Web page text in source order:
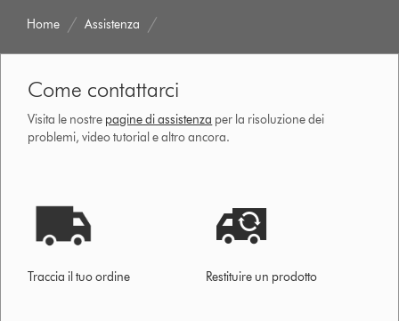
Home Assistenza
Come contattarci
Visita le nostre pagine di assistenza per la risoluzione dei
problemi, video tutorial e altro ancora.
Traccia il tuo ordine Restituire un prodotto